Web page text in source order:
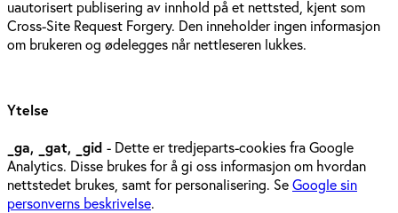
uautorisert publisering av innhold på et nettsted, kjent som
Cross-Site Request Forgery. Den inneholder ingen informasjon
om brukeren og ødelegges når nettleseren lukkes.
Ytelse
_ga, _gat, _gid - Dette er tredjeparts-cookies fra Google
Analytics. Disse brukes for å gi oss informasjon om hvordan
nettstedet brukes, samt for personalisering. SeGoogle sin
personverns beskrivelse.